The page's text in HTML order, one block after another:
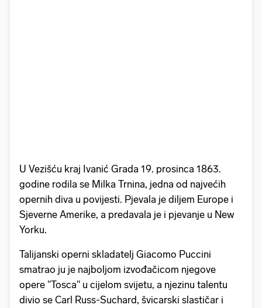
U Vezišću kraj Ivanić Grada 19. prosinca 1863.
godine rodila se Milka Trnina, jedna od najvećih
opernih diva u povijesti. Pjevala je diljem Europe i
Sjeverne Amerike, a predavala je i pjevanje u New
Yorku.
Talijanski operni skladatelj Giacomo Puccini
smatrao ju je najboljom izvođačicom njegove
opere "Tosca" u cijelom svijetu, a njezinu talentu
divio se Carl Russ-Suchard, švicarski slastičar i